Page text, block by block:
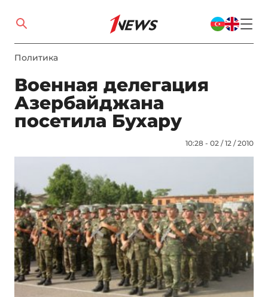
Политика
Военная делегация
Азербайджана
посетила Бухару
10:28 - 02 / 12 / 2010